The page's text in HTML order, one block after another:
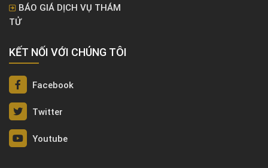
BÁO GIÁ DỊCH VỤ THÁM
TỬ
KẾT NỐI VỚI CHÚNG TÔI
Facebook
Twitter
Youtube